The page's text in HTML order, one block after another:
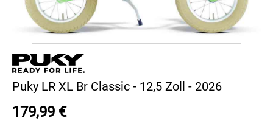
Puky LR XL Br Classic - 12,5 Zoll - 2026
179,99 €